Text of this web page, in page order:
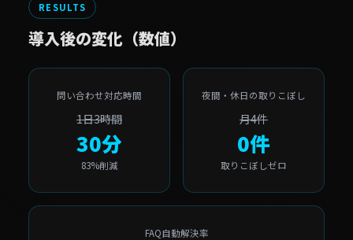
RESULTS
導入後の変化（数値）
問い合わせ対応時間
1日3時間
30分
83%削減
夜間・休日の取りこぼし
月4件
0件
取りこぼしゼロ
FAQ自動解決率